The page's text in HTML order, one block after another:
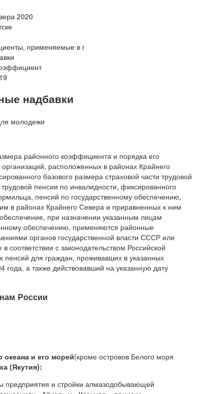
2020
применяемые в г
надбавки
районного коэффициента и порядка его
расположенных в районах Крайнего
базового размера страховой части трудовой
пенсии по инвалидности, фиксированного
пенсий по государственному обеспечению,
в районах Крайнего Севера и приравненных к ним
при назначении указанным лицам
обеспечению, применяются районные
органов государственной власти СССР или
соответствии с законодательством Российской
для граждан, проживавших в указанных
а также действовавший на указанную дату
России
и его морей(кроме островов Белого моря
(Якутия):
предприятия и стройки алмазодобывающей